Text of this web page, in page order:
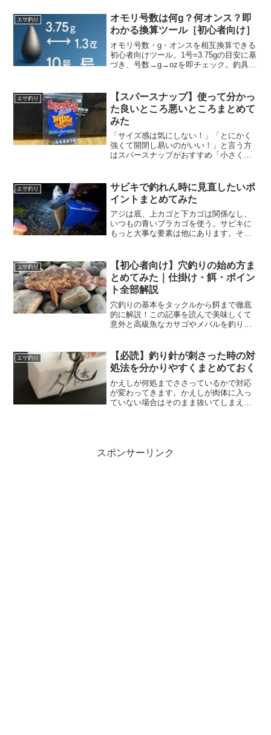
エサ釣り
オモリ号数は何g？何オンス？即
わかる換算ツール［初心者向け］
オモリ号数・g・オンスを相互換算できる
初心者向けツール。1号=3.75gの目安に基
づき、号数→g→ozを即チェック。釣具店
エサ釣り
【スパースナップ】使って分かっ
た良いところ悪いところまとめて
みた
「サイズ感は気にしない！」「とにかく
強くて開閉し易いのがいい！」と言う方
はスパースナップがおすすめ「小さくて
すすめします。
エサ釣り
サビキで釣れん時に見直したいポ
イントまとめてみた
アジは底、上カゴと下カゴは関係なし、
いつもの青いプラカゴを使う。サビキに
もっと大事な要素は他にあります。その
エサ釣り
【初心者向け】穴釣りの始め方ま
とめてみた｜仕掛け・餌・ポイン
ト全部解説
穴釣りの基本をタックルから餌まで徹底
的に解説！この記事を読んで美味しくて
意外と高級魚なカサゴやメバルを釣りあ
エサ釣り
【必読】釣り針が刺さった時の対
処法を分かりやすくまとめておく
かえしが何処までささっているかで対応
が変わってきます。かえしが肉体に入っ
ていない場合はそのまま抜いてしまえば
スポンサーリンク